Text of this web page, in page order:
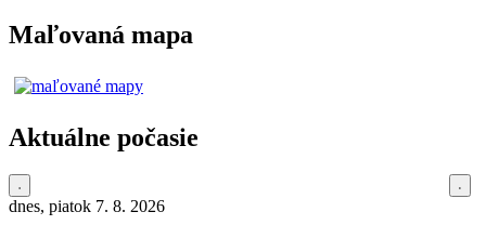
Maľovaná mapa
Aktuálne počasie
dnes, piatok 7. 8. 2026